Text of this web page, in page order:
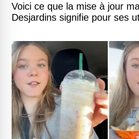
Voici ce que la mise à jour
Desjardins signifie pour ses